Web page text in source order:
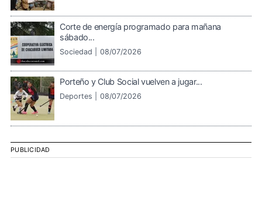
Corte de energía programado para mañana
sábado...
Sociedad | 08/07/2026
Porteño y Club Social vuelven a jugar...
Deportes | 08/07/2026
PUBLICIDAD